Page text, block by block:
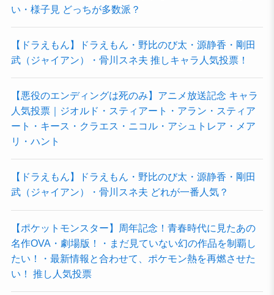
い・様子見 どっちが多数派？
【ドラえもん】ドラえもん・野比のび太・源静香・剛田
武（ジャイアン）・骨川スネ夫 推しキャラ人気投票！
【悪役のエンディングは死のみ】アニメ放送記念 キャラ
人気投票｜ジオルド・スティアート・アラン・スティア
ート・キース・クラエス・ニコル・アシュトレア・メア
リ・ハント
【ドラえもん】ドラえもん・野比のび太・源静香・剛田
武（ジャイアン）・骨川スネ夫 どれが一番人気？
【ポケットモンスター】周年記念！青春時代に見たあの
名作OVA・劇場版！・まだ見ていない幻の作品を制覇し
たい！・最新情報と合わせて、ポケモン熱を再燃させた
い！ 推し人気投票